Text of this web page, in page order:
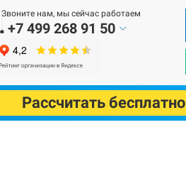
Звоните нам, мы сейчас работаем
+7 499 268 91 50
Рассчитать бесплатно